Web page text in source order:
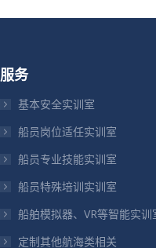
服务
基本安全实训室
船员岗位适任实训室
船员专业技能实训室
船员特殊培训实训室
船舶模拟器、VR等智能实训
定制其他航海类相关